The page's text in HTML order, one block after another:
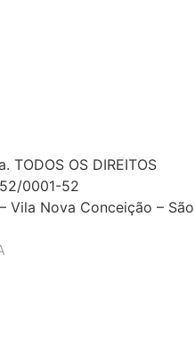
OS DIREITOS
0001-52
Vila Nova Conceição – São